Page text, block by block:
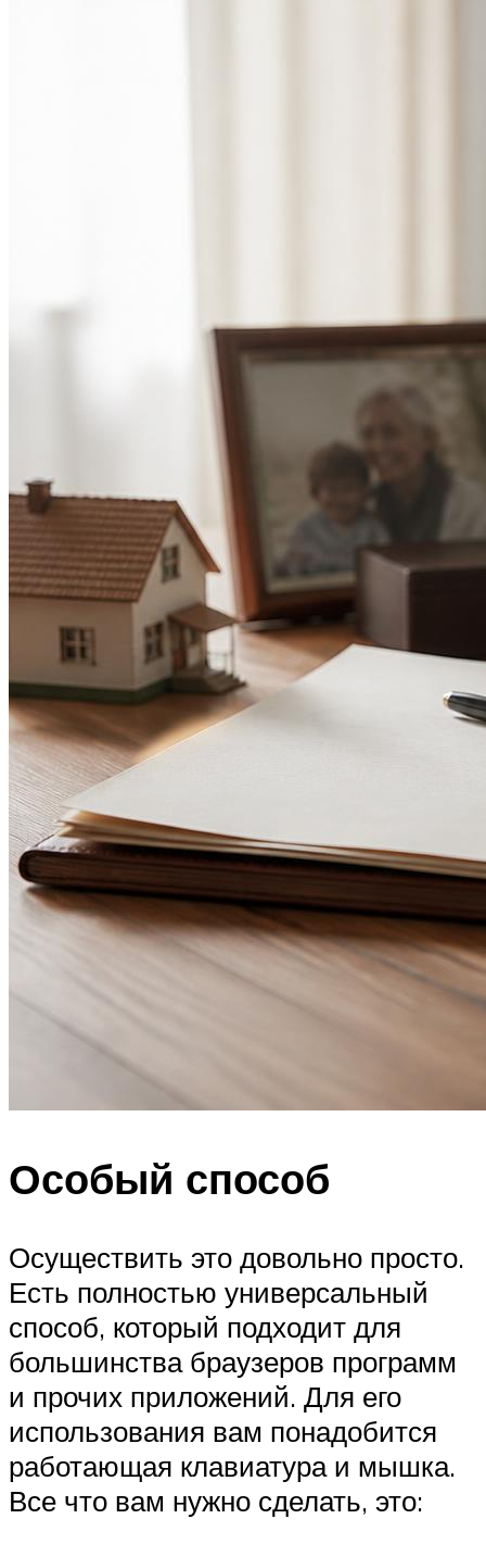
Особый способ
Осуществить это довольно просто.
Есть полностью универсальный
способ, который подходит для
большинства браузеров программ
и прочих приложений. Для его
использования вам понадобится
работающая клавиатура и мышка.
Все что вам нужно сделать, это: